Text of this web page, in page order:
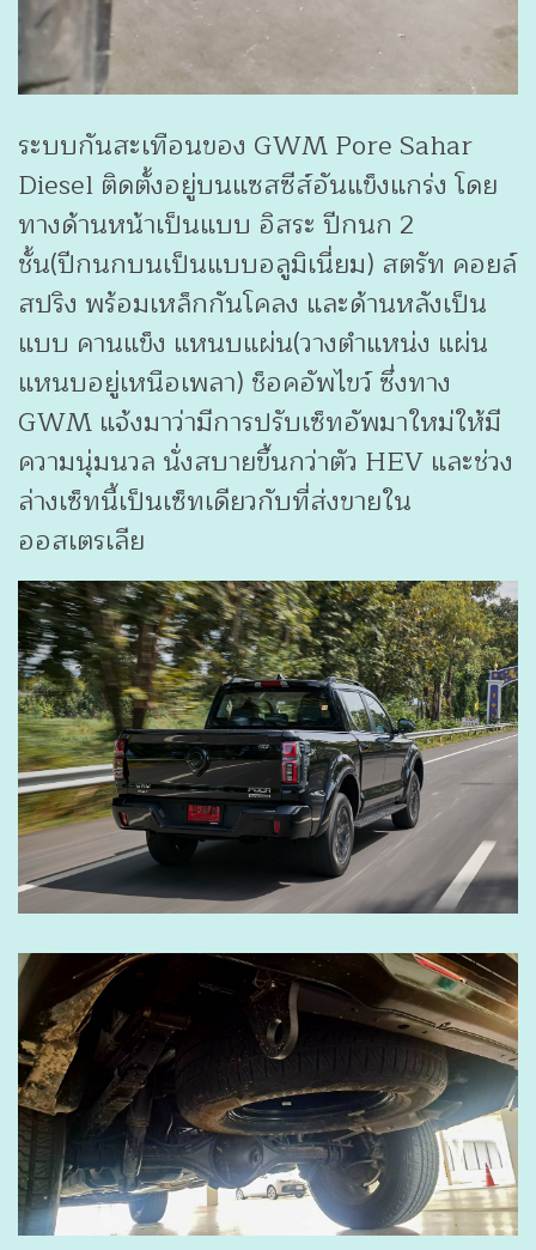
ระบบกันสะเทือนของ GWM Pore Sahar
Diesel ติดตั้งอยู่บนแซสซีส์อันแข็งแกร่ง โดย
ทางด้านหน้าเป็นแบบ อิสระ ปีกนก 2
ชั้น(ปีกนกบนเป็นแบบอลูมิเนี่ยม) สตรัท คอยล์
สปริง พร้อมเหล็กกันโคลง และด้านหลังเป็น
แบบ คานแข็ง แหนบแผ่น(วางตำแหน่ง แผ่น
แหนบอยู่เหนือเพลา) ช็อคอัพไขว์ ซึ่งทาง
GWM แจ้งมาว่ามีการปรับเซ็ทอัพมาใหม่ให้มี
ความนุ่มนวล นั่งสบายขึ้นกว่าตัว HEV และช่วง
ล่างเซ็ทนี้เป็นเซ็ทเดียวกับที่ส่งขายใน
ออสเตรเลีย